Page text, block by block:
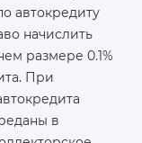
автокредиту
начислить
размере 0.1%
При
в